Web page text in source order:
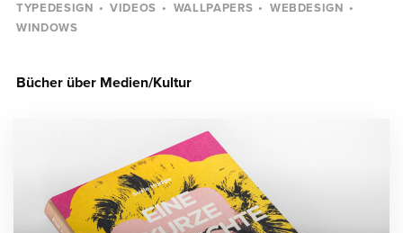
TYPEDESIGN
VIDEOS WALLPAPERS
WEBDESIGN
WINDOWS
Bücher über Medien/Kultur